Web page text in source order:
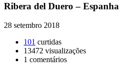
Ribera del Duero – Espanha
28 setembro 2018
101 curtidas
13472 visualizações
1 comentários